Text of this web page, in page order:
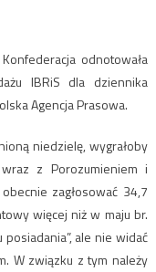
odnotowała
IBRiS dla dziennika
Agencja Prasowa.
niedzielę, wygrałoby
z Porozumieniem i
zagłosować 34,7
więcej niż w maju br.
ale nie widać
W związku z tym należy